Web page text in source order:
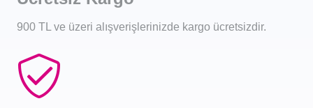
900 TL ve üzeri alışverişlerinizde kargo ücretsizdir.